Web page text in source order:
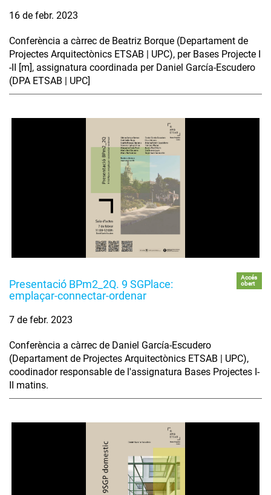
16 de febr. 2023
Conferència a càrrec de Beatriz Borque (Departament de
Projectes Arquitectònics ETSAB | UPC), per Bases Projecte I
-II [m], assignatura coordinada per Daniel García-Escudero
(DPA ETSAB | UPC]
Presentació BPm2_2Q. 9 SGPlace:
emplaçar-connectar-ordenar
Accés
obert
7 de febr. 2023
Conferència a càrrec de Daniel García-Escudero
(Departament de Projectes Arquitectònics ETSAB | UPC),
coodinador responsable de l'assignatura Bases Projectes I-
II matins.